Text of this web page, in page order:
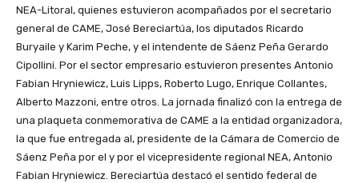
NEA-Litoral, quienes estuvieron acompañados por el secretario
general de CAME, José Bereciartúa, los diputados Ricardo
Buryaile y Karim Peche, y el intendente de Sáenz Peña Gerardo
Cipollini. Por el sector empresario estuvieron presentes Antonio
Fabian Hryniewicz, Luis Lipps, Roberto Lugo, Enrique Collantes,
Alberto Mazzoni, entre otros. La jornada finalizó con la entrega de
una plaqueta conmemorativa de CAME a la entidad organizadora,
la que fue entregada al, presidente de la Cámara de Comercio de
Sáenz Peña por el y por el vicepresidente regional NEA, Antonio
Fabian Hryniewicz. Bereciartúa destacó el sentido federal de